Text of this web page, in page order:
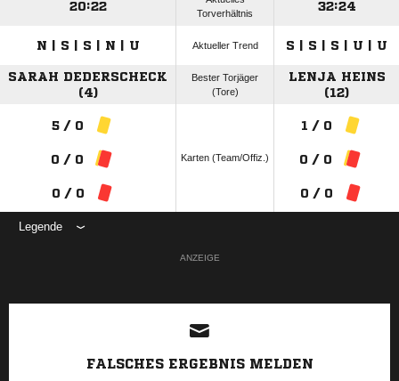
20:22
Torverhältnis
32:24
N | S | S | N | U Aktueller Trend S | S | S | U | U
SARAH DEDERSCHECK
(4)
Bester Torjäger
(Tore)
LENJA HEINS
(12)
5 / 0
0 / 0
0 / 0
Karten (Team/Offiz.)
1 / 0
0 / 0
0 / 0
Legende
ANZEIGE
FALSCHES ERGEBNIS MELDEN